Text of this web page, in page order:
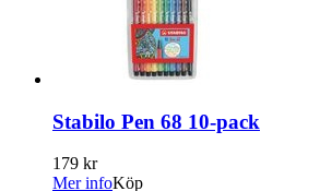
Stabilo Pen 68 10-pack
179 kr
Mer infoKöp